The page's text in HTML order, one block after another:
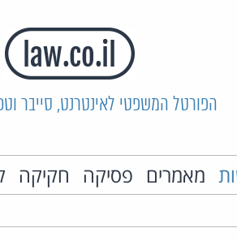
הפורטל המשפטי לאינטרנט, סייבר
מאמרים פסיקה חקיקה